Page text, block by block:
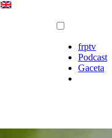
frptv
Podcast
Gaceta